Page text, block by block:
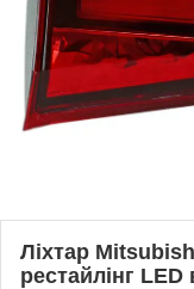
Ліхтар
рестайлінг LED